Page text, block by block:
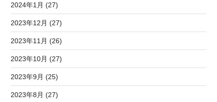
2024年1月 (27)
2023年12月 (27)
2023年11月 (26)
2023年10月 (27)
2023年9月 (25)
2023年8月 (27)